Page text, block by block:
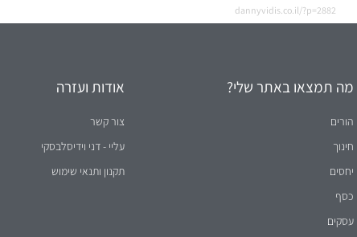
dannyvidis.co.il/?p=2882
מה תמצאו באתר שלי?
הורים
חינוך
יחסים
כסף
עסקים
אודות ועזרה
צור קשר
עליי - דני וידיסלבסקי
תקנון ותנאי שימוש